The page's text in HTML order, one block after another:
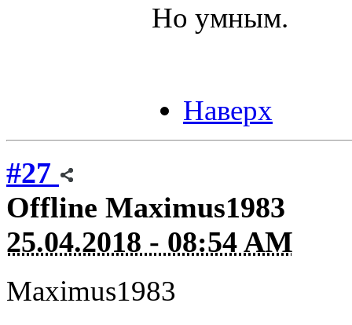
Но умным.
Наверх
#27
Offline Maximus1983
25.04.2018 - 08:54 AM
Maximus1983